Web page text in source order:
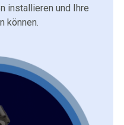
installieren und Ihre
können.